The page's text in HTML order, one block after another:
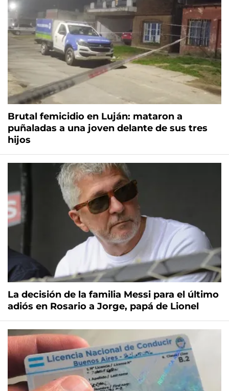
Brutal femicidio en Luján: mataron a
puñaladas a una joven delante de sus tres
hijos
La decisión de la familia Messi para el último
adiós en Rosario a Jorge, papá de Lionel